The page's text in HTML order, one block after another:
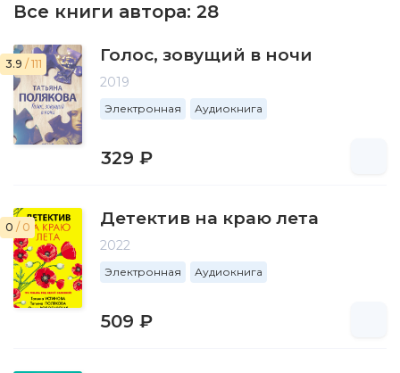
Все книги автора: 28
3.9 / 111 Голос, зовущий в ночи
2019
Электронная Аудиокнига
329 ₽
0 / 0 Детектив на краю лета
2022
Электронная Аудиокнига
509 ₽